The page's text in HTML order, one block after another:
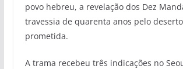
povo hebreu, a revelação dos Dez
travessia de quarenta anos pelo
prometida.
A trama recebeu três indicações no